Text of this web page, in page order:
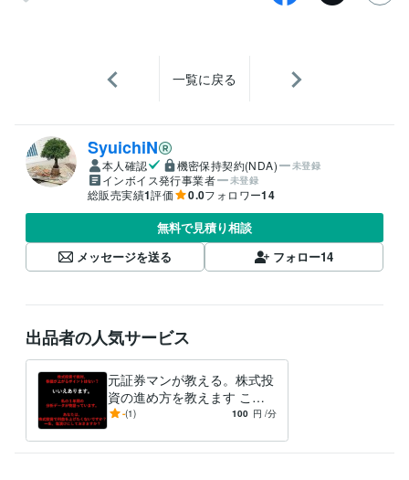
一覧に戻る
SyuichiN
本人確認 機密保持契約(NDA) 未登録
インボイス発行事業者 未登録
総販売実績1評価 0.0フォロワー14
無料で見積り相談
メッセージを送る
フォロー14
出品者の人気サービス
元証券マンが教える。株式投
資の進め方を教えます これ
から始める方や初心者の方へ
す
-(1) 100 円 /分